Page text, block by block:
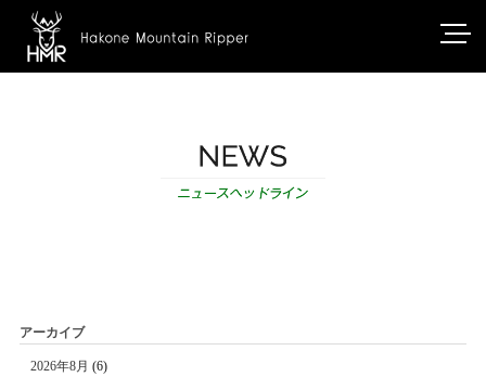
アーカイブ
2026年8月 (6)